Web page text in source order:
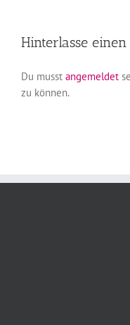
Hinterlasse
Du musst angemeldet
zu können.